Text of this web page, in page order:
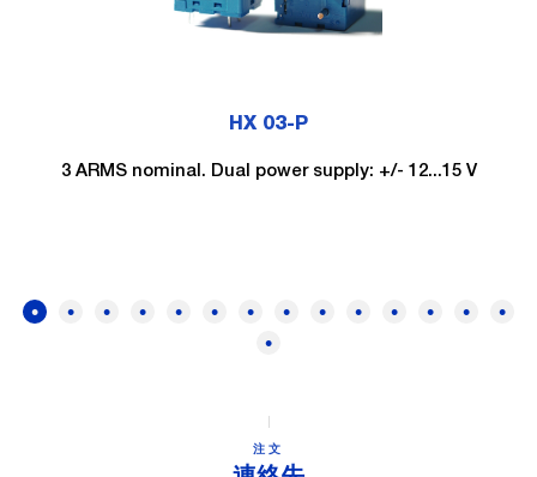
HX 03-P
3 ARMS nominal. Dual power supply: +/- 12...15 V
注文